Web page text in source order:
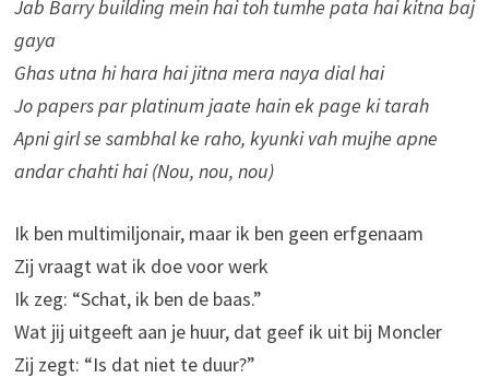
Jab Barry building mein hai toh tumhe pata hai kitna baj
gaya
Ghas utna hi hara hai jitna mera naya dial hai
Jo papers par platinum jaate hain ek page ki tarah
Apni girl se sambhal ke raho, kyunki vah mujhe apne
andar chahti hai (Nou, nou, nou)
Ik ben multimiljonair, maar ik ben geen erfgenaam
Zij vraagt wat ik doe voor werk
Ik zeg: “Schat, ik ben de baas.”
Wat jij uitgeeft aan je huur, dat geef ik uit bij Moncler
Zij zegt: “Is dat niet te duur?”